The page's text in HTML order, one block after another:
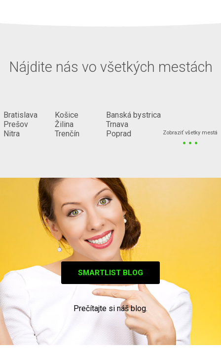
Nájdite nás vo všetkých mestách
Bratislava
Prešov
Nitra
Košice
Žilina
Trenčín
Banská bystrica
Trnava
Poprad
Zobraziť všetky mestá
...
SMARTLIST BLOG
Prečítajte si náš blog.